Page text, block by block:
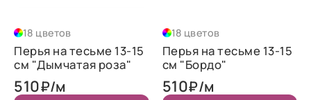
18 цветов
Перья на тесьме 13-15
см "Дымчатая роза"
510₽/м
18 цветов
Перья на тесьме 13-15
см "Бордо"
510₽/м